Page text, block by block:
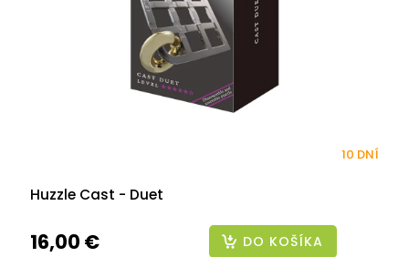
Huzzle Cast - Duet
10 DNÍ
16,00 € DO KOŠÍKA